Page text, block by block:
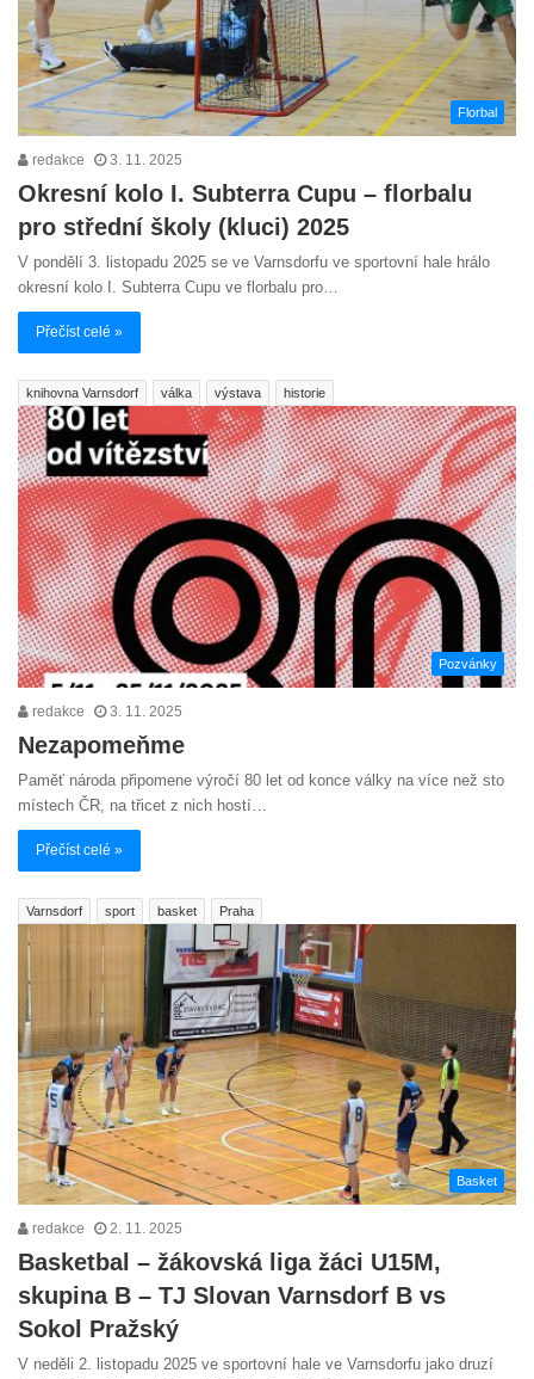
Florbal
redakce 3. 11. 2025
Okresní kolo I. Subterra Cupu – florbalu
pro střední školy (kluci) 2025
V pondělí 3. listopadu 2025 se ve Varnsdorfu ve sportovní hale hrálo
okresní kolo I. Subterra Cupu ve florbalu pro…
Přečíst celé »
knihovna Varnsdorf válka výstava historie
Pozvánky
redakce 3. 11. 2025
Nezapomeňme
Paměť národa připomene výročí 80 let od konce války na více než sto
místech ČR, na třicet z nich hostí…
Přečíst celé »
Varnsdorf sport basket Praha
Basket
redakce 2. 11. 2025
Basketbal – žákovská liga žáci U15M,
skupina B – TJ Slovan Varnsdorf B vs
Sokol Pražský
V neděli 2. listopadu 2025 ve sportovní hale ve Varnsdorfu jako druzí